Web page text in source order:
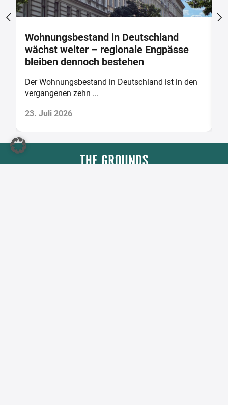
Wohnungsbestand in Deutschland
wächst weiter – regionale Engpässe
bleiben dennoch bestehen
Der Wohnungsbestand in Deutschland ist in den
vergangenen zehn ...
23. Juli 2026